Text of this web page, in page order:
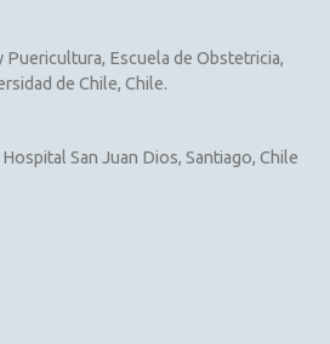
Puericultura, Escuela de Obstetricia,
de Chile, Chile.
San Juan Dios, Santiago, Chile